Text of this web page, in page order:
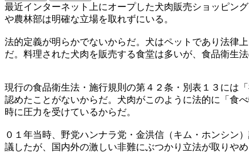
最近インターネット上にオープした犬肉販売ショッピン
や農林部は明確な立場を取れずにいる。
法的定義が明らかでないからだ。犬はペットであり法律
だ。料理された犬肉を販売する食堂は多いが、食品衛生法
現行の食品衛生法・施行規則の第４２条・別表１３には
認めたことがないからだ。犬肉がこのように法的に「食
時に圧力を受けているからだ。
０１年当時、野党ハンナラ党・金洪信（キム・ホンシン
議したが、国内外の激しい非難にぶつかり立法が取りやめ